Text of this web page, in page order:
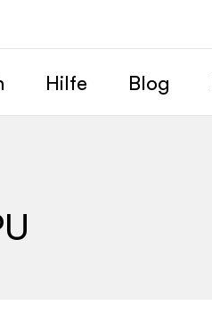
Hilfe Blog